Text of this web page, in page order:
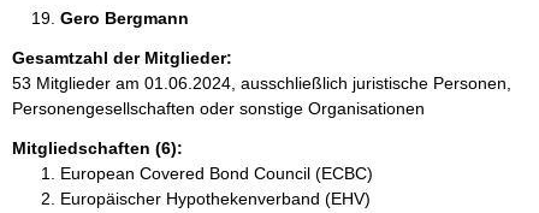
Gero Bergmann
Gesamtzahl der Mitglieder:
53 Mitglieder am 01.06.2024, ausschließlich juristische Personen,
Personengesellschaften oder sonstige Organisationen
Mitgliedschaften (6):
European Covered Bond Council (ECBC)
Europäischer Hypothekenverband (EHV)